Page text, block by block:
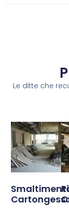
Le ditte che